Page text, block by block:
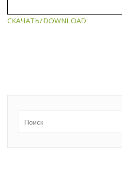
СКАЧАТЬ/DOWNLOAD